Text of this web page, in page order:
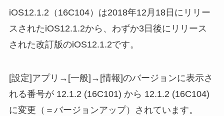
iOS12.1.2（16C104）は2018年12月18日にリリー
スされたiOS12.1.2から、わずか3日後にリリース
された改訂版のiOS12.1.2です。
[設定]アプリ→[一般]→[情報]のバージョンに表示さ
れる番号が 12.1.2 (16C101) から 12.1.2 (16C104)
に変更（＝バージョンアップ）されています。